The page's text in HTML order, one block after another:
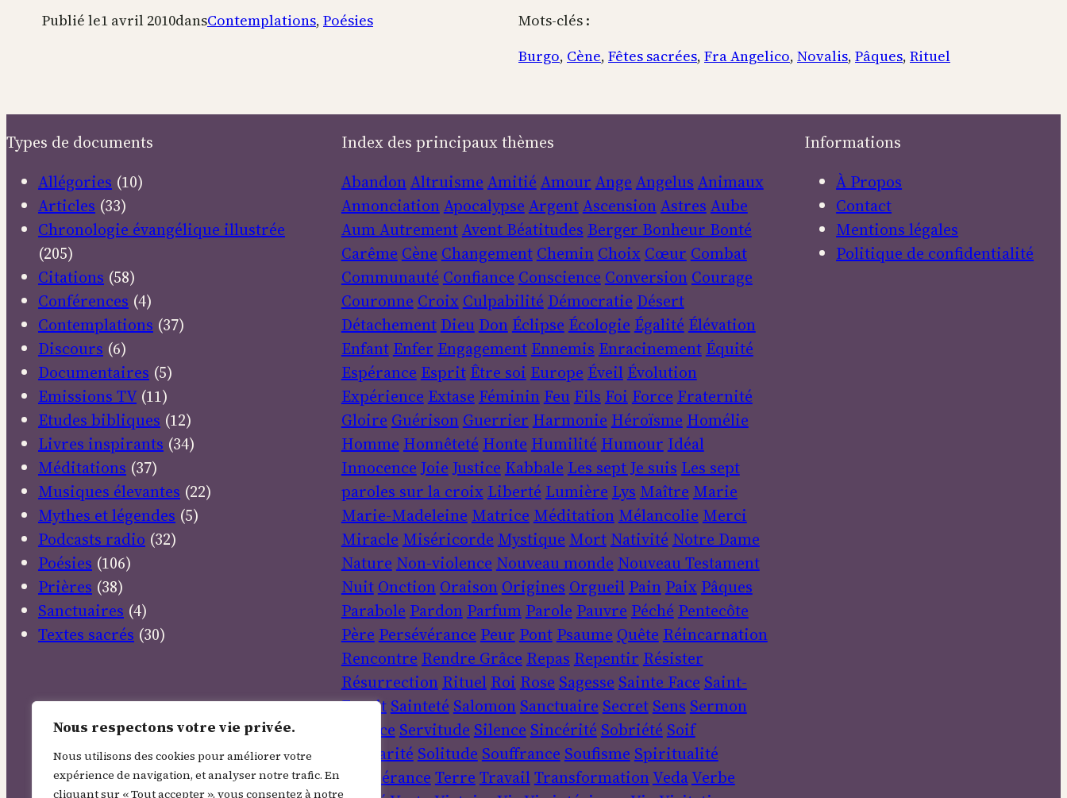
Nous respectons votre vie privée.
Nous utilisons des cookies pour améliorer votre
expérience de navigation, et analyser notre trafic. En
cliquant sur « Tout accepter », vous consentez à notre
Publié le1 avril 2010dansContemplations, Poésies
Mots-clés :
Burgo, Cène, Fêtes sacrées, Fra Angelico, Novalis, Pâques, Rituel
Types de documents
Allégories (10)
Articles (33)
Chronologie évangélique illustrée
(205)
Citations (58)
Conférences (4)
Contemplations (37)
Discours (6)
Documentaires (5)
Emissions TV(11)
Etudes bibliques (12)
Livres inspirants (34)
Méditations (37)
Musiques élevantes (22)
Mythes et légendes (5)
Podcasts radio (32)
Poésies (106)
Prières (38)
Sanctuaires (4)
Textes sacrés (30)
Index des principaux thèmes
AbandonAltruisme Amitié Amour Ange Angelus Animaux
AnnonciationApocalypse ArgentAscensionAstres Aube
AumAutrementAvent Béatitudes Berger Bonheur Bonté
Carême Cène Changement Chemin Choix Cœur Combat
Communauté Confiance Conscience Conversion Courage
Couronne Croix Culpabilité Démocratie Désert
Détachement Dieu Don Éclipse Écologie Égalité Élévation
Enfant Enfer Engagement Ennemis Enracinement Équité
Espérance Esprit Être soi Europe Éveil Évolution
Expérience Extase Féminin Feu Fils Foi Force Fraternité
Gloire Guérison Guerrier Harmonie Héroïsme Homélie
Homme Honnêteté Honte Humilité Humour Idéal
Innocence Joie Justice Kabbale Les sept Je suis Les sept
paroles sur la croix Liberté Lumière Lys Maître Marie
Marie-Madeleine Matrice Méditation Mélancolie Merci
Miracle Miséricorde Mystique Mort Nativité Notre Dame
Nature Non-violence Nouveau monde Nouveau Testament
Nuit Onction Oraison Origines Orgueil Pain Paix Pâques
Parabole Pardon Parfum Parole Pauvre Péché Pentecôte
Père Persévérance Peur Pont Psaume Quête Réincarnation
Rencontre Rendre Grâce Repas Repentir Résister
Résurrection Rituel Roi Rose Sagesse Sainte Face Saint-
Esprit Sainteté Salomon Sanctuaire Secret Sens Sermon
Service Servitude Silence Sincérité Sobriété Soif
Solidarité Solitude Souffrance Soufisme Spiritualité
Tempérance Terre TravailTransformationVedaVerbe
Informations
À Propos
Contact
Mentions légales
Politique de confidentialité